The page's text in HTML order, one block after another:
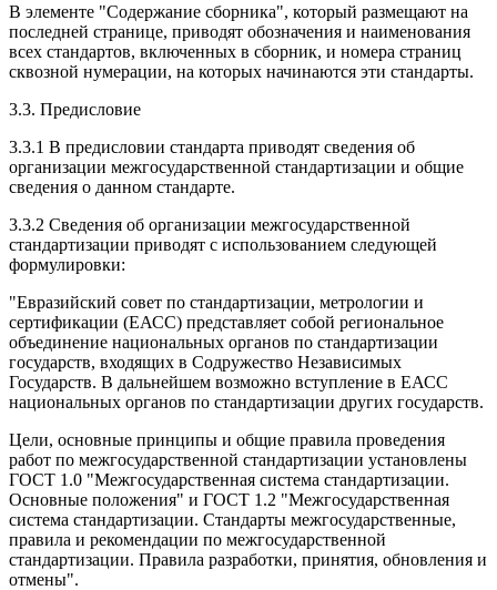
В элементе "Содержание сборника", который размещают на
последней странице, приводят обозначения и наименования
всех стандартов, включенных в сборник, и номера страниц
сквозной нумерации, на которых начинаются эти стандарты.
3.3. Предисловие
3.3.1 В предисловии стандарта приводят сведения об
организации межгосударственной стандартизации и общие
сведения о данном стандарте.
3.3.2 Сведения об организации межгосударственной
стандартизации приводят с использованием следующей
формулировки:
"Евразийский совет по стандартизации, метрологии и
сертификации (ЕАСС) представляет собой региональное
объединение национальных органов по стандартизации
государств, входящих в Содружество Независимых
Государств. В дальнейшем возможно вступление в ЕАСС
национальных органов по стандартизации других государств.
Цели, основные принципы и общие правила проведения
работ по межгосударственной стандартизации установлены
ГОСТ 1.0 "Межгосударственная система стандартизации.
Основные положения" и ГОСТ 1.2 "Межгосударственная
система стандартизации. Стандарты межгосударственные,
правила и рекомендации по межгосударственной
стандартизации. Правила разработки, принятия, обновления и
отмены".